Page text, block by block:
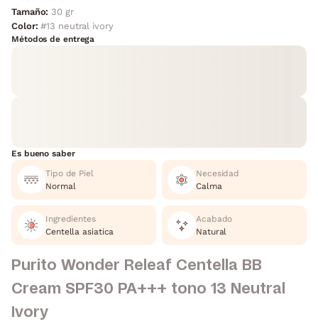
Tamaño:30 gr
Color:#13 neutral ivory
Métodos de entrega
Es bueno saber
Tipo de Piel
Normal
Necesidad
Calma
Ingredientes
Centella asiatica
Acabado
Natural
Purito Wonder Releaf Centella BB
Cream SPF30 PA+++ tono 13 Neutral
Ivory